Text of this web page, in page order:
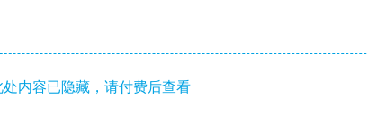
处内容已隐藏，请付费后查看